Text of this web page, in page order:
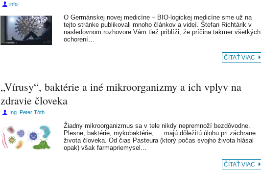
info
O Germánskej novej medicíne – BIO-logickej medicíne sme už na
tejto stránke publikovali mnoho článkov a videí. Štefan Richtárik v
nasledovnom rozhovore Vám tiež priblíži, že príčina takmer všetkých
ochorení…
ČÍTAŤ VIAC
„Vírusy“, baktérie a iné mikroorganizmy a ich vplyv na
zdravie človeka
Ing. Peter Tóth
Žiadny mikroorganizmus sa v tele nikdy nepremnoží bezdôvodne.
Plesne, baktérie, mykobaktérie, … majú dôležitú úlohu pri záchrane
života človeka. Od čias Pasteura (ktorý počas svojho života hlásal
opak) však farmapriemysel…
ČÍTAŤ VIAC